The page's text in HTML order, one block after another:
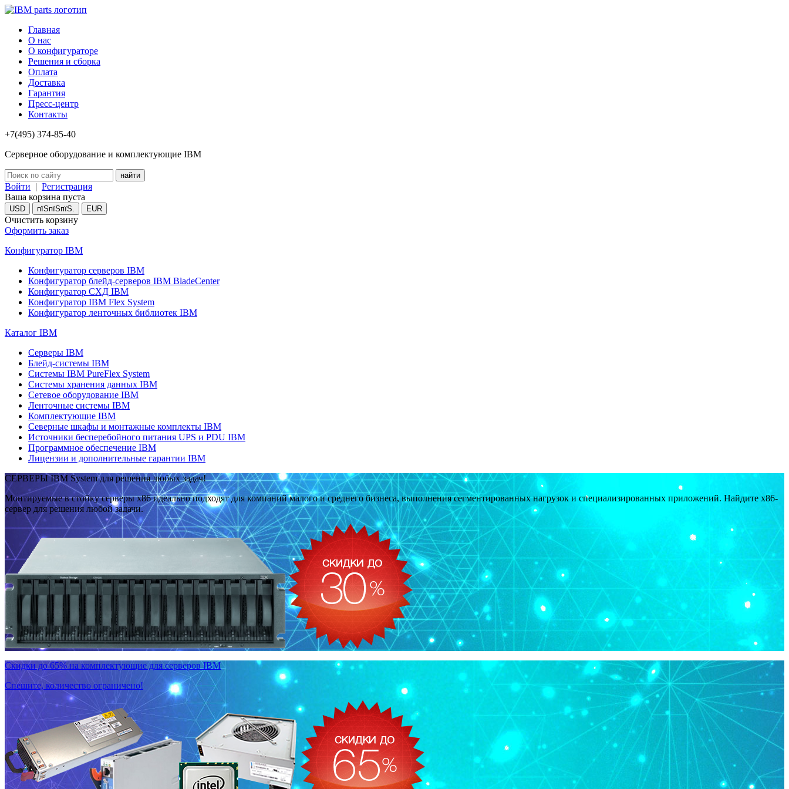
Главная
О нас
О конфигураторе
Решения и сборка
Оплата
Доставка
Гарантия
Пресс-центр
Контакты
+7(495) 374-85-40
Серверное оборудование и комплектующие IBM
Войти | Регистрация
Ваша корзина пуста
USD пїЅпїЅпїЅ. EUR
Очистить корзину
Оформить заказ
Конфигуратор IBM
Конфигуратор серверов IBM
Конфигуратор блейд-серверов IBM BladeCenter
Конфигуратор СХД IBM
Конфигуратор IBM Flex System
Конфигуратор ленточных библиотек IBM
Каталог IBM
Серверы IBM
Блейд-системы IBM
Системы IBM PureFlex System
Системы хранения данных IBM
Сетевое оборудование IBM
Ленточные системы IBM
Комплектующие IBM
Северные шкафы и монтажные комплекты IBM
Источники бесперебойного питания UPS и PDU IBM
Программное обеспечение IBM
Лицензии и дополнительные гарантии IBM
СЕРВЕРЫ IBM System для решения любых задач!
Монтируемые в стойку серверы x86 идеально подходят для компаний малого и среднего бизнеса, выполнения сегментированных нагрузок и специализированных приложений. Найдите x86-
сервер для решения любой задачи.
Скидки до 65% на комплектующие для серверов IBM
Спешите, количество ограничено!